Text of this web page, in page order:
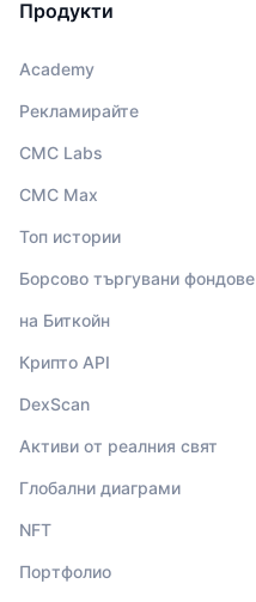
Продукти
Academy
Рекламирайте
CMC Labs
CMC Max
Топ истории
Борсово търгувани фондове
на Биткойн
Крипто API
DexScan
Активи от реалния свят
Глобални диаграми
NFT
Портфолио